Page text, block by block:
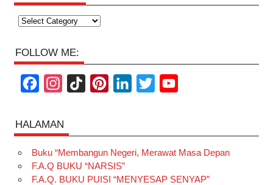
Categories
FOLLOW ME:
c
e
b
o
s
t
a
g
T
o
k
t
e
r
k
e
d
t
t
e
T
u
b
HALAMAN
Buku “Membangun Negeri, Merawat Masa Depan
F.A.Q BUKU “NARSIS”
F.A.Q. BUKU PUISI “MENYESAP SENYAP”